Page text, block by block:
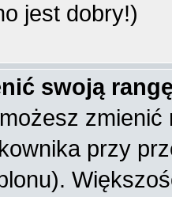
jest dobry!)
swoją
przy